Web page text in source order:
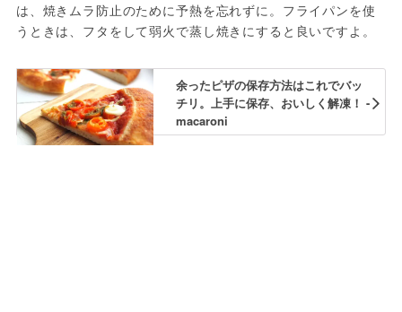
は、焼きムラ防止のために予熱を忘れずに。フライパンを使
うときは、フタをして弱火で蒸し焼きにすると良いですよ。
余ったピザの保存方法はこれでバッ
チリ。上手に保存、おいしく解凍！ -
macaroni